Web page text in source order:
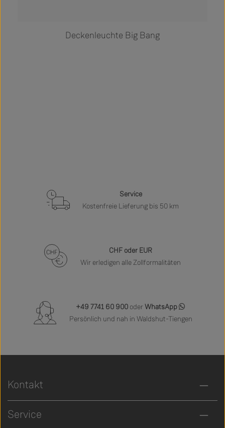
Deckenleuchte Big Bang
Service
Kostenfreie Lieferung bis 50 km
CHF oder EUR
Wir erledigen alle Zollformalitäten
+49 7741 60 900 oder WhatsApp
Persönlich und nah in Waldshut-Tiengen
Kontakt
Service